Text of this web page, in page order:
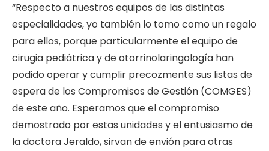
“Respecto a nuestros equipos de las distintas
especialidades, yo también lo tomo como un regalo
para ellos, porque particularmente el equipo de
cirugia pediátrica y de otorrinolaringología han
podido operar y cumplir precozmente sus listas de
espera de los Compromisos de Gestión (COMGES)
de este año. Esperamos que el compromiso
demostrado por estas unidades y el entusiasmo de
la doctora Jeraldo, sirvan de envión para otras